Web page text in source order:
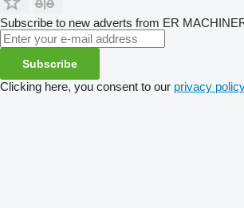
Subscribe to new adverts from ER
Subscribe
Clicking here, you consent to our privacy